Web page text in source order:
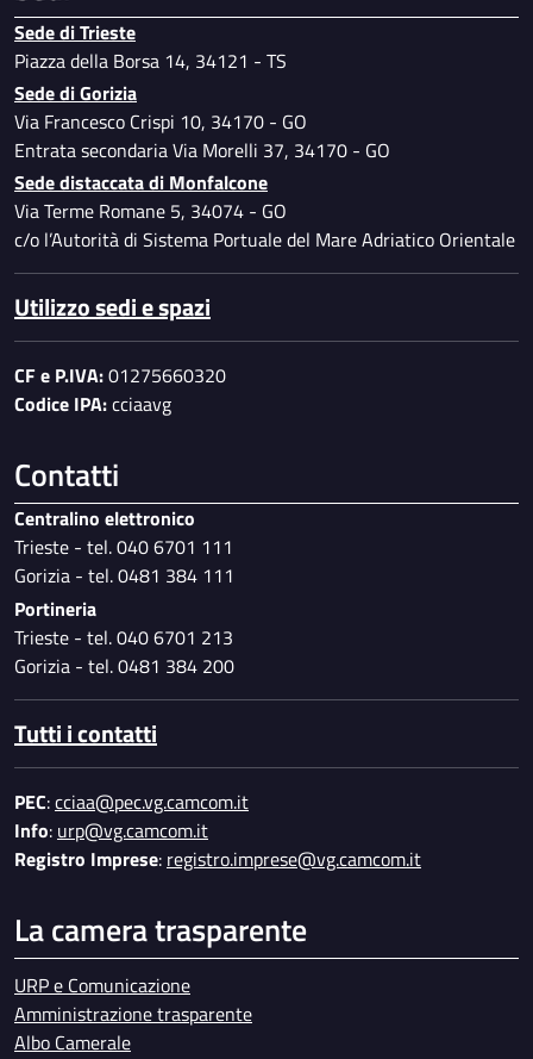
Sede di Trieste
Piazza della Borsa 14, 34121 - TS
Sede di Gorizia
Via Francesco Crispi 10, 34170 - GO
Entrata secondaria Via Morelli 37, 34170 - GO
Sede distaccata di Monfalcone
Via Terme Romane 5, 34074 - GO
c/o l’Autorità di Sistema Portuale del Mare Adriatico Orientale
Utilizzo sedi e spazi
CF e P.IVA:01275660320
Codice IPA:cciaavg
Contatti
Centralino elettronico
Trieste - tel. 040 6701 111
Gorizia - tel. 0481 384 111
Portineria
Trieste - tel. 040 6701 213
Gorizia - tel. 0481 384 200
Tutti i contatti
PEC:cciaa@pec.vg.camcom.it
Info: urp@vg.camcom.it
Registro Imprese: registro.imprese@vg.camcom.it
La camera trasparente
URP e Comunicazione
Amministrazione trasparente
Albo Camerale